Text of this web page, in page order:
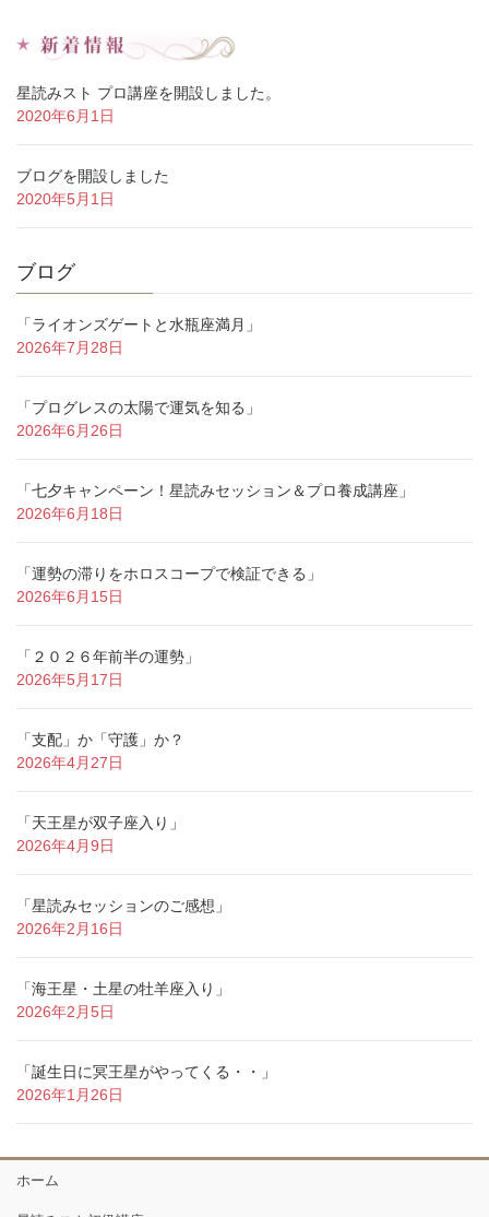
星読みスト プロ講座を開設しました。
2020年6月1日
ブログを開設しました
2020年5月1日
ブログ
「ライオンズゲートと水瓶座満月」
2026年7月28日
「プログレスの太陽で運気を知る」
2026年6月26日
「七夕キャンペーン！星読みセッション＆プロ養成講座」
2026年6月18日
「運勢の滞りをホロスコープで検証できる」
2026年6月15日
「２０２６年前半の運勢」
2026年5月17日
「支配」か「守護」か？
2026年4月27日
「天王星が双子座入り」
2026年4月9日
「星読みセッションのご感想」
2026年2月16日
「海王星・土星の牡羊座入り」
2026年2月5日
「誕生日に冥王星がやってくる・・」
2026年1月26日
ホーム